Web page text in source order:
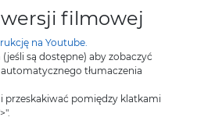
filmowej
na Youtube.
są dostępne) aby zobaczyć
tłumaczenia
przeskakiwać pomiędzy klatkami